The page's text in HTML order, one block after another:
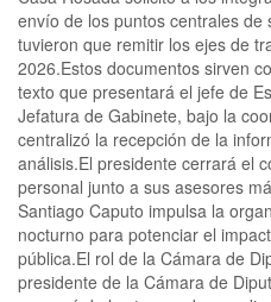
envío de los puntos centrales de
tuvieron que remitir los ejes de
2026.Estos documentos sirven
texto que presentará el jefe de
Jefatura de Gabinete, bajo la
centralizó la recepción de la
análisis.El presidente cerrará el
personal junto a sus asesores
Santiago Caputo impulsa la
nocturno para potenciar el
pública.El rol de la Cámara de
presidente de la Cámara de